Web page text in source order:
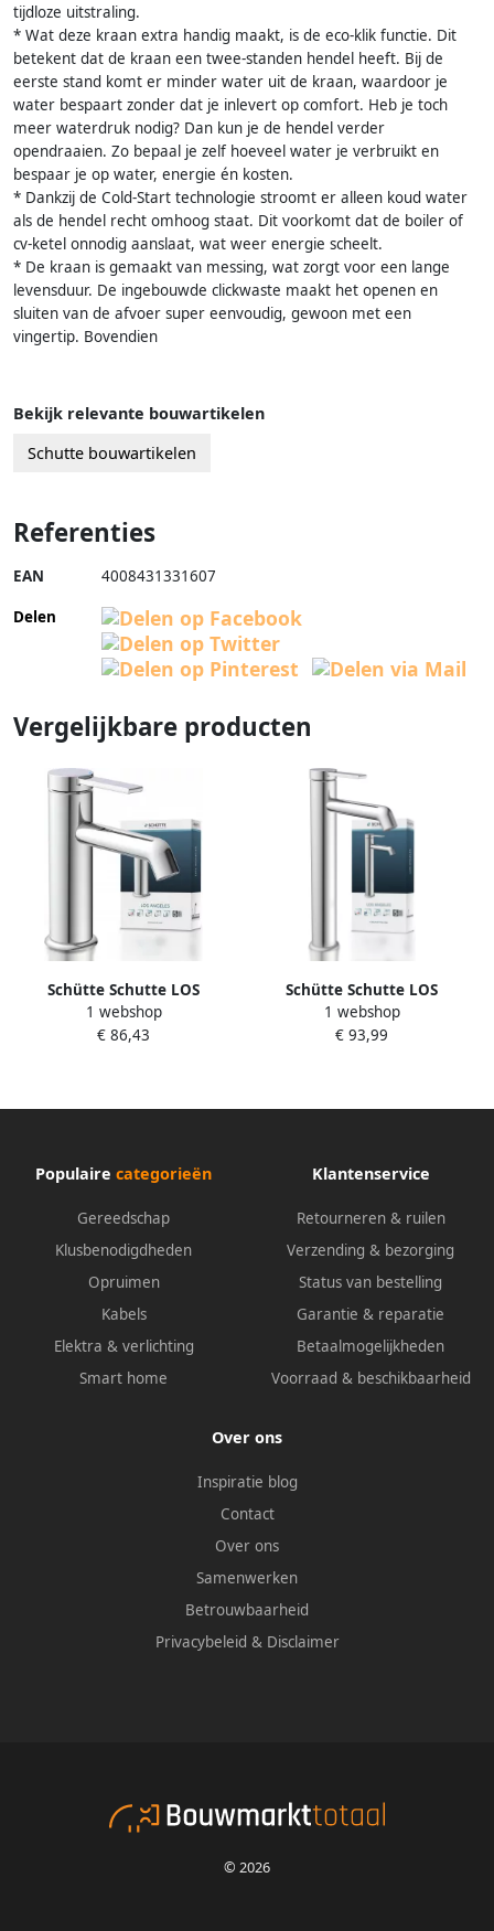
tijdloze uitstraling.
* Wat deze kraan extra handig maakt, is de eco-klik functie. Dit
betekent dat de kraan een twee-standen hendel heeft. Bij de
eerste stand komt er minder water uit de kraan, waardoor je
water bespaart zonder dat je inlevert op comfort. Heb je toch
meer waterdruk nodig? Dan kun je de hendel verder
opendraaien. Zo bepaal je zelf hoeveel water je verbruikt en
bespaar je op water, energie én kosten.
* Dankzij de Cold-Start technologie stroomt er alleen koud water
als de hendel recht omhoog staat. Dit voorkomt dat de boiler of
cv-ketel onnodig aanslaat, wat weer energie scheelt.
* De kraan is gemaakt van messing, wat zorgt voor een lange
levensduur. De ingebouwde clickwaste maakt het openen en
sluiten van de afvoer super eenvoudig, gewoon met een
vingertip. Bovendien
Bekijk relevante bouwartikelen
Schutte bouwartikelen
Referenties
EAN 4008431331607
Delen
Vergelijkbare producten
Schütte Schutte LOS
ANGELES Wastafelkraan |
Chroom 33120
1 webshop
€ 86,43
Schütte Schutte LOS
ANGELES Wastafelkraan |
Chroom | Voor opzetwastafel
1 webshop
€ 93,99
Populaire categorieën
Gereedschap
Klusbenodigdheden
Opruimen
Kabels
Elektra & verlichting
Smart home
Klantenservice
Retourneren & ruilen
Verzending & bezorging
Status van bestelling
Garantie & reparatie
Betaalmogelijkheden
Voorraad & beschikbaarheid
Over ons
Inspiratie blog
Contact
Over ons
Samenwerken
Betrouwbaarheid
Privacybeleid & Disclaimer
© 2026